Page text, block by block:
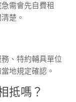
需會先自費租
楚。
、特約輔具單位
地規定確認。
抵嗎？